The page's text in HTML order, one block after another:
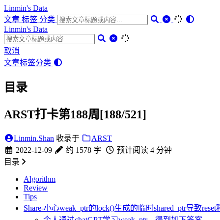
Linmin's Data
文章 标签 分类
Linmin's Data
取消
文章标签分类
目录
ARST打卡第188周[188/521]
Linmin.Shan 收录于
ARST
2022-12-09
约 1578 字
预计阅读 4 分钟
目录
Algorithm
Review
Tips
Share-小心weak_ptr的lock()生成的临时shared_ptr导致